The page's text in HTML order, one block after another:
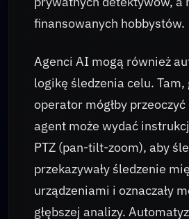
finansowanych hobbystów.
Agenci AI mogą również
logikę śledzenia celu. Tam,
operator mógłby przeoczyć
agent może wydać
PTZ (pan-tilt-zoom), aby
przekazywały śledzenie
urządzeniami i oznaczały
głębszej analizy.